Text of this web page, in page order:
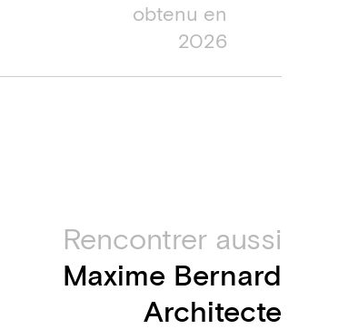
obtenu en
2026
Rencontrer aussi
Maxime Bernard
Architecte